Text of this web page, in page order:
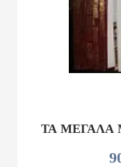
ΤΑ ΜΕΓΑΛΑ